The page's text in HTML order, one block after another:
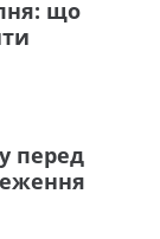
що
перед